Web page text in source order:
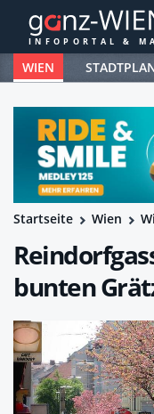
WIEN
Startseite Wien
bunten